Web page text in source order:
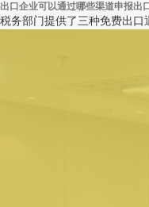
出口企业可以通过哪些渠道申报出
税务部门提供了三种免费出口